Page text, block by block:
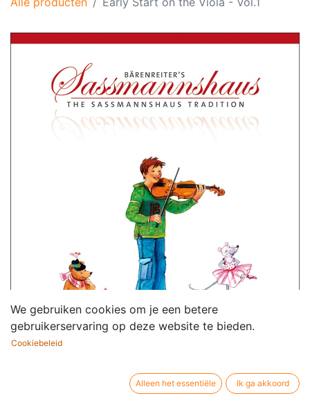
We gebruiken cookies om je een betere
gebruikerservaring op deze website te bieden.
Cookiebeleid
Alleen het essentiële Ik ga akkoord